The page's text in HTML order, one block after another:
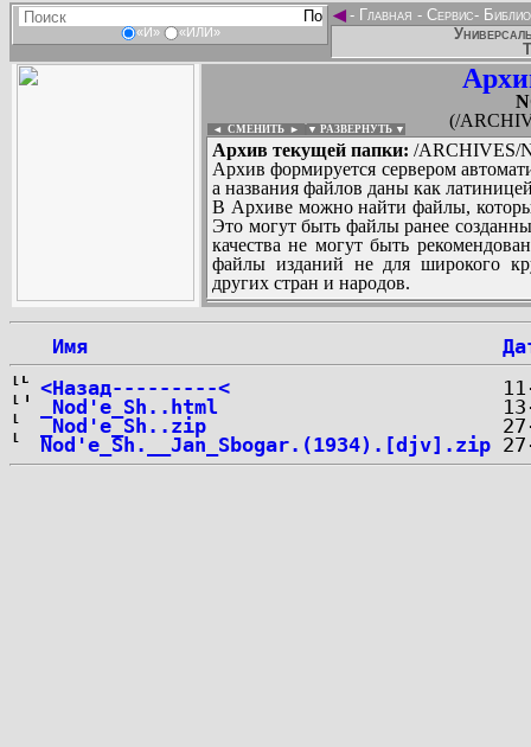
«И» «ИЛИ»
◄- Главная - Сервис-
(/
◄ СМЕНИТЬ ► ▼ РАЗВЕРНУТЬ ▼
Архив текущей папки: /ARCHIVES/
Архив формируется сервером
а названия файлов даны как
В Архиве можно найти файлы,
Это могут быть файлы ранее
качества не могут быть
файлы изданий не для широкого
других стран и народов.
Имя
<Назад---------<
_Nod'e_Sh..html
_Nod'e_Sh..zip
Nod'e_Sh.__Jan_Sbogar.(1934).[djv].zip